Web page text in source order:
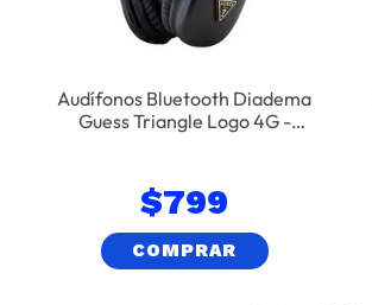
Audífonos Bluetooth Diadema
Guess Triangle Logo 4G -
$799
COMPRAR